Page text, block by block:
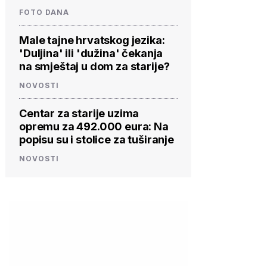
FOTO DANA
Male tajne hrvatskog jezika:
'Duljina' ili 'dužina' čekanja
na smještaj u dom za starije?
NOVOSTI
Centar za starije uzima
opremu za 492.000 eura: Na
popisu su i stolice za tuširanje
NOVOSTI